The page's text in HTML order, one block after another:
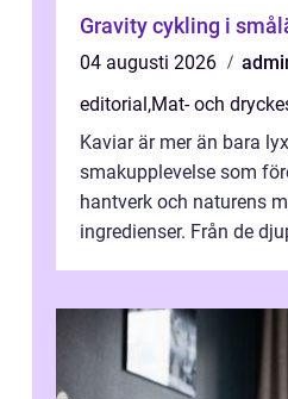
Gravity cykling i
04 augusti 2026
editorial ,Mat- och
Kaviar är mer än bara
smakupplevelse som
hantverk och naturens
ingredienser. Från de